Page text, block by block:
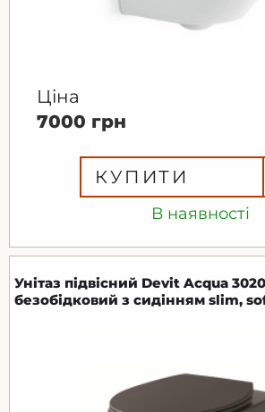
В наявності
Ціна
7000 грн
КУПИТИ
Унітаз підвісний Devit Acqua
безобідковий з сидінням slim,